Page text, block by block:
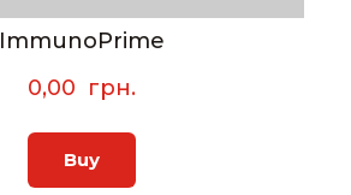
ImmunoPrime
0,00  грн.
Buy